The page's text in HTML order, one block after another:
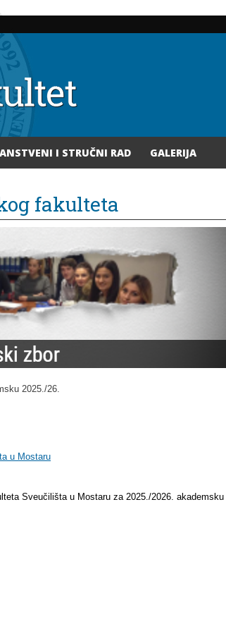
glavni
I STRUČNI RAD GALERIJA
fakulteta
2025./26.
u Mostaru
Sveučilišta u Mostaru za 2025./2026. akademsku